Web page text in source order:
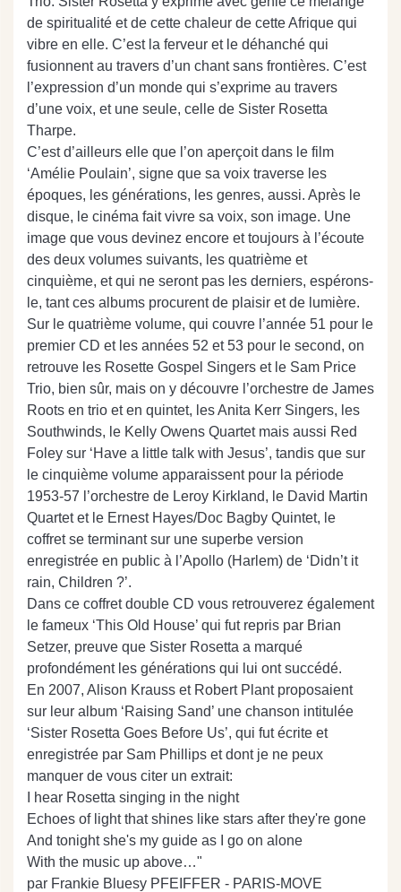
de spiritualité et de cette chaleur de cette Afrique qui
vibre en elle. C’est la ferveur et le déhanché qui
fusionnent au travers d’un chant sans frontières. C’est
l’expression d’un monde qui s’exprime au travers
d’une voix, et une seule, celle de Sister Rosetta
Tharpe.
C’est d’ailleurs elle que l’on aperçoit dans le film
‘Amélie Poulain’, signe que sa voix traverse les
époques, les générations, les genres, aussi. Après le
disque, le cinéma fait vivre sa voix, son image. Une
image que vous devinez encore et toujours à l’écoute
des deux volumes suivants, les quatrième et
cinquième, et qui ne seront pas les derniers, espérons-
le, tant ces albums procurent de plaisir et de lumière.
Sur le quatrième volume, qui couvre l’année 51 pour le
premier CD et les années 52 et 53 pour le second, on
retrouve les Rosette Gospel Singers et le Sam Price
Trio, bien sûr, mais on y découvre l’orchestre de James
Roots en trio et en quintet, les Anita Kerr Singers, les
Southwinds, le Kelly Owens Quartet mais aussi Red
Foley sur ‘Have a little talk with Jesus’, tandis que sur
le cinquième volume apparaissent pour la période
1953-57 l’orchestre de Leroy Kirkland, le David Martin
Quartet et le Ernest Hayes/Doc Bagby Quintet, le
coffret se terminant sur une superbe version
enregistrée en public à l’Apollo (Harlem) de ‘Didn’t it
rain, Children ?’.
Dans ce coffret double CD vous retrouverez également
le fameux ‘This Old House’ qui fut repris par Brian
Setzer, preuve que Sister Rosetta a marqué
profondément les générations qui lui ont succédé.
En 2007, Alison Krauss et Robert Plant proposaient
sur leur album ‘Raising Sand’ une chanson intitulée
‘Sister Rosetta Goes Before Us’, qui fut écrite et
enregistrée par Sam Phillips et dont je ne peux
manquer de vous citer un extrait:
I hear Rosetta singing in the night
Echoes of light that shines like stars after they're gone
And tonight she's my guide as I go on alone
With the music up above…"
par Frankie Bluesy PFEIFFER - PARIS-MOVE